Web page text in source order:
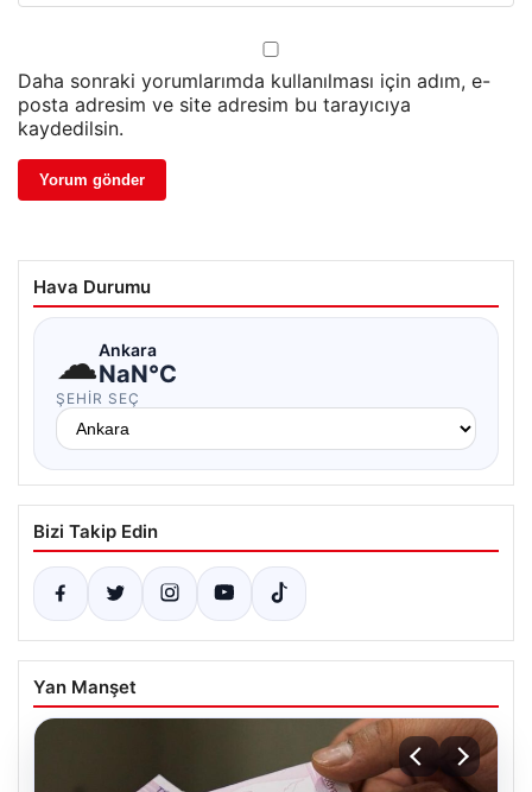
Daha sonraki yorumlarımda kullanılması için adım, e-
posta adresim ve site adresim bu tarayıcıya
kaydedilsin.
Hava Durumu
☁Ankara
NaN°C
ŞEHIR SEÇ
Bizi Takip Edin
Yan Manşet